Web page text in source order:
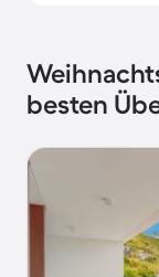
besten